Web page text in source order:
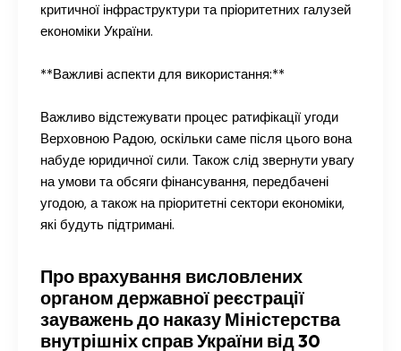
критичної інфраструктури та пріоритетних галузей
економіки України.
**Важливі аспекти для використання:**
Важливо відстежувати процес ратифікації угоди
Верховною Радою, оскільки саме після цього вона
набуде юридичної сили. Також слід звернути увагу
на умови та обсяги фінансування, передбачені
угодою, а також на пріоритетні сектори економіки,
які будуть підтримані.
Про врахування висловлених
органом державної реєстрації
зауважень до наказу Міністерства
внутрішніх справ України від 30